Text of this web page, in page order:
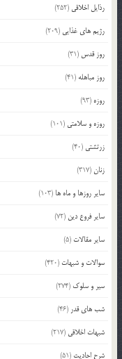
رذایل اخلاقی (252)
رژیم های غذایی (209)
روز قدس (31)
روز مباهله (41)
روزه (93)
روزه و سلامتی (101)
زرتشتی (40)
زنان(317)
سایر روزها و ماه ها (103)
سایر فروع دین (72)
سایر مقالات (5)
سوالات و شبهات (420)
سیر و سلوک (274)
شب های قدر (46)
شبهات اخلاقی (217)
شرح احادیث (51)